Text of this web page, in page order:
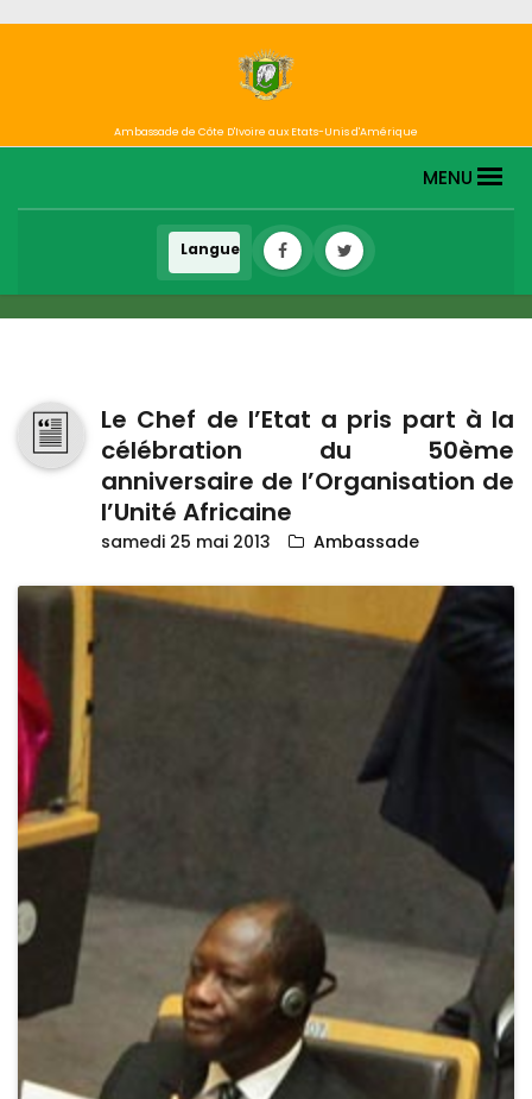
Ambassade de Côte D'Ivoire aux Etats-Unis d'Amérique
MENU
Le Chef de l’Etat a pris part à la
célébration du 50ème
anniversaire de l’Organisation de
l’Unité Africaine
samedi 25 mai 2013 Ambassade